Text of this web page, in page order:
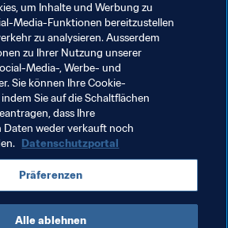
oder diesem
einen Blick hinter die Kulissen
exklusive Videos sind
um Inhalte und Werbung zu
Media-Funktionen bereitzustellen
zu analysieren. Ausserdem
zu Ihrer Nutzung unserer
Media-, Werbe- und
Sie können Ihre Cookie-
Sie auf die Schaltflächen
dass Ihre
Daten weder verkauft noch
Datenschutzportal
Präferenzen
Alle ablehnen